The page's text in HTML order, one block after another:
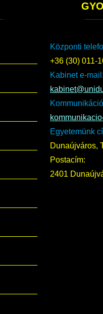
Központi
+36 (30) 011-
Kabinet e-mail:
Egyetemünk
Dunaújváros,
Postacím:
2401